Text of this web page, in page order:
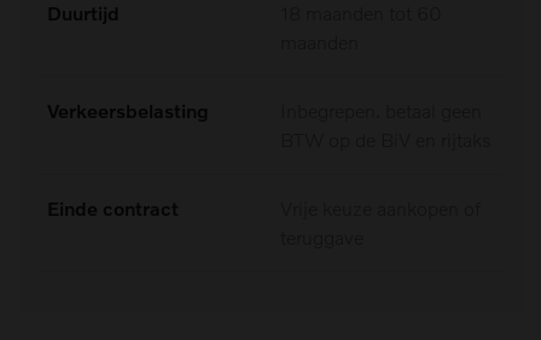
Duurtijd
Verkeersbelasting
Einde contract